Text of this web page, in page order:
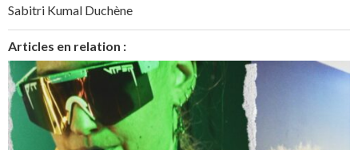
Sabitri Kumal Duchène
Articles en relation :